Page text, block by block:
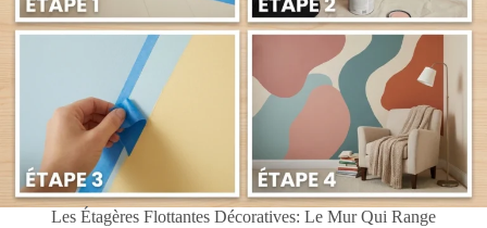
Les Étagères Flottantes Décoratives: Le Mur Qui Range